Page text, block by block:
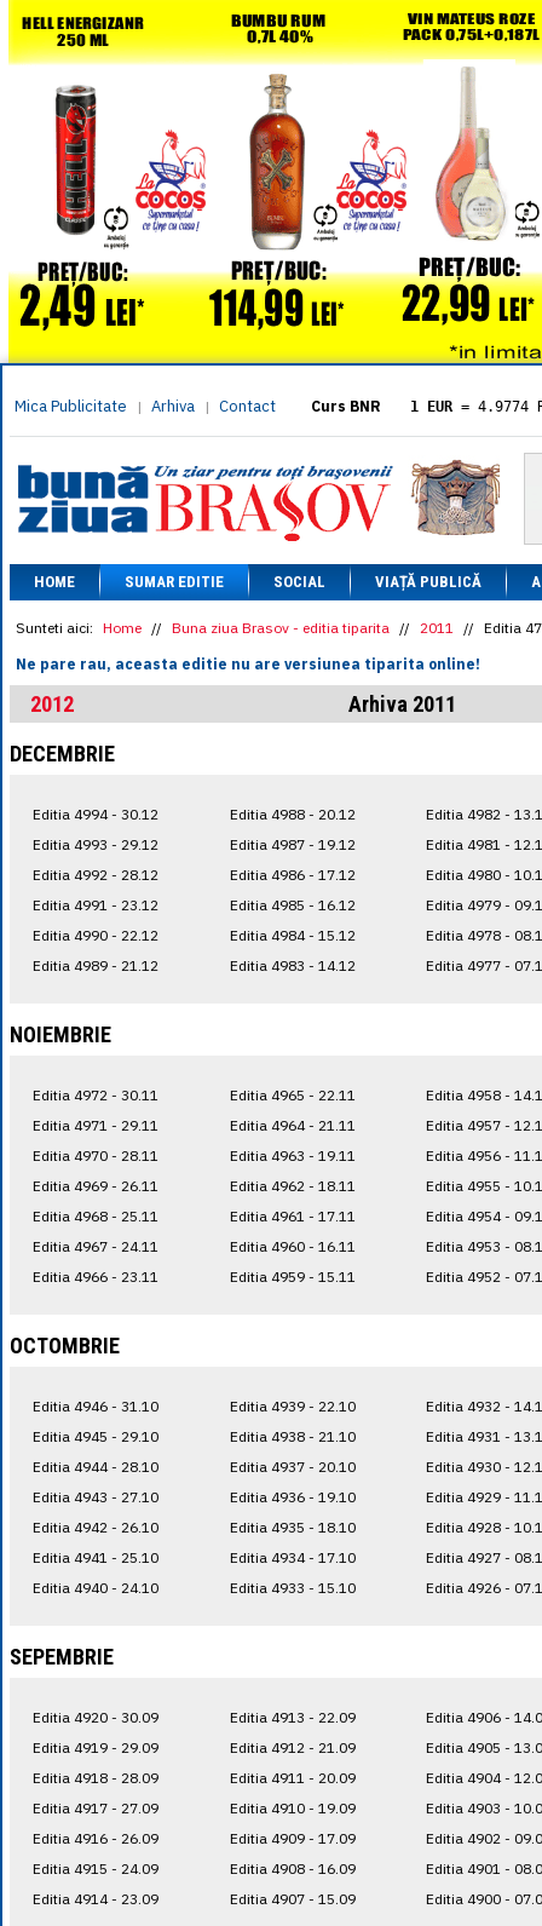
Mica Publicitate | Arhiva | Contact Curs BNR 1 EUR = 4.9774
= 5.8304
1 XAU= 464.4611
1 AED= 1.1933
1 AUD= 2.7957
1 BGN= 2.5449
1 CAD= 3.1559
1 CHF= 5.2813
1 CNY
= 0.6015
1 DKK= 0.6668
1 EGP= 0.0860
1 HUF= 1.2223
1 MXN= 0.2227
1 NOK= 0.4191
1 RSD= 0.0425
1 RUB= 0.0530
1 TRY= 0.1141
HOME SUMAR EDITIE SOCIAL VIAȚĂ PUBLICĂ
Sunteti aici: Home // Buna ziua Brasov - editia tiparita // 2011 // Editia
Ne pare rau, aceasta editie nu are versiunea tiparita online!
2012
Arhiva 2011
DECEMBRIE
Editia 4994 - 30.12
Editia 4993 - 29.12
Editia 4992 - 28.12
Editia 4991 - 23.12
Editia 4990 - 22.12
Editia 4989 - 21.12
Editia 4988 - 20.12
Editia 4987 - 19.12
Editia 4986 - 17.12
Editia 4985 - 16.12
Editia 4984 - 15.12
Editia 4983 - 14.12
Editia 4982 -
Editia 4981 -
Editia 4980 -
Editia 4979 -
Editia 4978 -
Editia 4977 -
NOIEMBRIE
Editia 4972 - 30.11
Editia 4971 - 29.11
Editia 4970 - 28.11
Editia 4969 - 26.11
Editia 4968 - 25.11
Editia 4967 - 24.11
Editia 4966 - 23.11
Editia 4965 - 22.11
Editia 4964 - 21.11
Editia 4963 - 19.11
Editia 4962 - 18.11
Editia 4961 - 17.11
Editia 4960 - 16.11
Editia 4959 - 15.11
Editia 4958 -
Editia 4957 -
Editia 4956 -
Editia 4955 -
Editia 4954 -
Editia 4953 -
Editia 4952 -
OCTOMBRIE
Editia 4946 - 31.10
Editia 4945 - 29.10
Editia 4944 - 28.10
Editia 4943 - 27.10
Editia 4942 - 26.10
Editia 4941 - 25.10
Editia 4940 - 24.10
Editia 4939 - 22.10
Editia 4938 - 21.10
Editia 4937 - 20.10
Editia 4936 - 19.10
Editia 4935 - 18.10
Editia 4934 - 17.10
Editia 4933 - 15.10
Editia 4932 -
Editia 4931 -
Editia 4930 -
Editia 4929 -
Editia 4928 -
Editia 4927 -
Editia 4926 -
SEPEMBRIE
Editia 4920 - 30.09
Editia 4919 - 29.09
Editia 4918 - 28.09
Editia 4917 - 27.09
Editia 4916 - 26.09
Editia 4915 - 24.09
Editia 4914 - 23.09
Editia 4913 - 22.09
Editia 4912 - 21.09
Editia 4911 - 20.09
Editia 4910 - 19.09
Editia 4909 - 17.09
Editia 4908 - 16.09
Editia 4907 - 15.09
Editia 4906 -
Editia 4905 -
Editia 4904 -
Editia 4903 -
Editia 4902 -
Editia 4901 -
Editia 4900 -